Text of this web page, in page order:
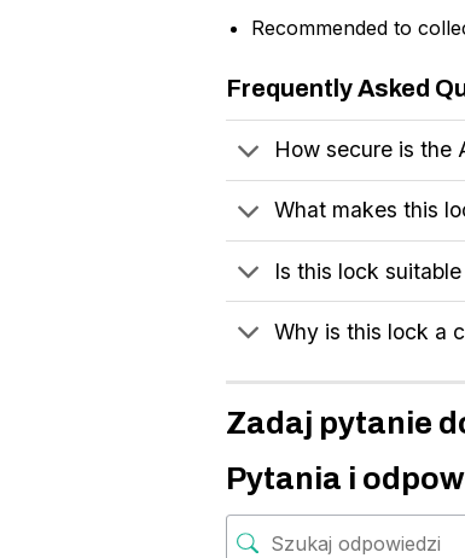
Recommended to
Frequently Asked
How secure is the
What makes this
Is this lock
Why is this lock a
Zadaj pytanie
Pytania i